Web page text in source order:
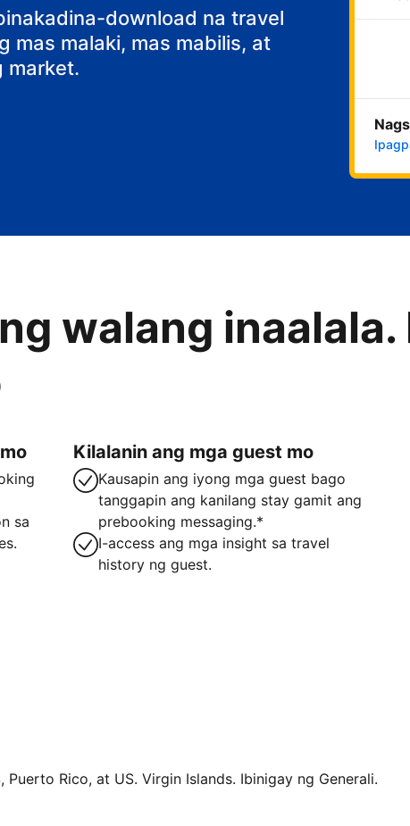
download na travel
mas malaki, mas mabilis, at
market.
walang inaalala.
sa
Kilalanin ang mga guest mo
Kausapin ang iyong mga guest bago
tanggapin ang kanilang stay gamit ang
prebooking messaging.*
I-access ang mga insight sa travel
history ng guest.
Rico, at US. Virgin Islands. Ibinigay ng Generali.